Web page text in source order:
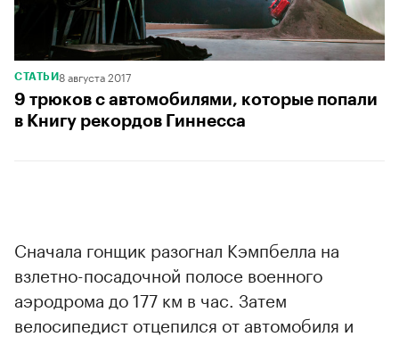
СТАТЬИ8 августа 2017
9 трюков с автомобилями, которые попали
в Книгу рекордов Гиннесса
Сначала гонщик разогнал Кэмпбелла на
взлетно-посадочной полосе военного
аэродрома до 177 км в час. Затем
велосипедист отцепился от автомобиля и